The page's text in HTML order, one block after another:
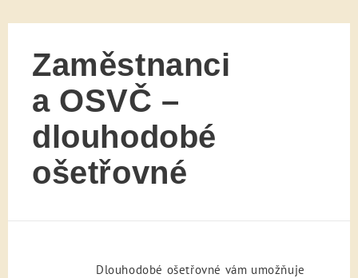
Zaměstnanci
a OSVČ –
dlouhodobé
ošetřovné
Dlouhodobé ošetřovné vám umožňuje